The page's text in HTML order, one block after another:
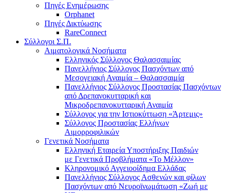
Πηγές Ενημέρωσης
Orphanet
Πηγές Δικτύωσης
RareConnect
Σύλλογοι Σ.Π.
Αιματολογικά Νοσήματα
Ελληνικός Σύλλογος Θαλασσαιμίας
Πανελλήνιος Σύλλογος Πασχόντων από
Μεσογειακή Αναιμία – Θαλασσαιμία
Πανελλήνιος Σύλλογος Προστασίας Πασχόντων
από Δρεπανοκυτταρική και
Μικροδρεπανοκυτταρική Αναιμία
Σύλλογος για την Ιστιοκύττωση «Άρτεμις»
Σύλλογος Προστασίας Ελλήνων
Αιμορροφιλικών
Γενετικά Νοσήματα
Ελληνική Εταιρεία Υποστήριξης Παιδιών
με Γενετικά Προβλήματα «Το Μέλλον»
Κληρονομικό Αγγειοοίδημα Ελλάδας
Πανελλήνιος Σύλλογος Ασθενών και φίλων
Πασχόντων από Νευροϊνωμάτωση «Ζωή με